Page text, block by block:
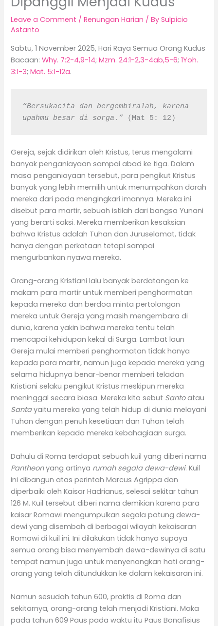
Leave a Comment /Renungan Harian / BySulpicio
Astanto
Sabtu, 1 November 2025, Hari Raya Semua Orang Kudus
Bacaan:Why. 7:2-4,9-14;Mzm. 24:1-2,3-4ab,5-6;1Yoh.
3:1-3;Mat. 5:1-12a.
“Bersukacita dan bergembiralah, karena
upahmu besar di sorga.” (Mat 5: 12)
Gereja, sejak didirikan oleh Kristus, terus mengalami
banyak penganiayaan sampai abad ke tiga. Dalam
masa penganiayaan tersebut, para pengikut Kristus
banyak yang lebih memilih untuk menumpahkan darah
mereka dari pada mengingkari imannya. Mereka ini
disebut para martir, sebuah istilah dari bangsa Yunani
yang berarti saksi. Mereka memberikan kesaksian
bahwa Kristus adalah Tuhan dan Juruselamat, tidak
hanya dengan perkataan tetapi sampai
mengurbankan nyawa mereka.
Orang-orang Kristiani lalu banyak berdatangan ke
makam para martir untuk memberi penghormatan
kepada mereka dan berdoa minta pertolongan
mereka untuk Gereja yang masih mengembara di
dunia, karena yakin bahwa mereka tentu telah
mencapai kehidupan kekal di Surga. Lambat laun
Gereja mulai memberi penghormatan tidak hanya
kepada para martir, namun juga kepada mereka yang
selama hidupnya benar-benar memberi teladan
Kristiani selaku pengikut Kristus meskipun mereka
meninggal secara biasa. Mereka kita sebut Santoatau
Santayaitu mereka yang telah hidup di dunia melayani
Tuhan dengan penuh kesetiaan dan Tuhan telah
memberikan kepada mereka kebahagiaan surga.
Dahulu di Roma terdapat sebuah kuil yang diberi nama
Pantheonyang artinya rumah segala dewa-dewi. Kuil
ini dibangun atas perintah Marcus Agrippa dan
diperbaiki oleh Kaisar Hadrianus, selesai sekitar tahun
126 M. Kuil tersebut diberi nama demikian karena para
kaisar Romawi mengumpulkan segala patung dewa-
dewi yang disembah di berbagai wilayah kekaisaran
Romawi di kuil ini. Ini dilakukan tidak hanya supaya
semua orang bisa menyembah dewa-dewinya di satu
tempat namun juga untuk menyenangkan hati orang-
orang yang telah ditundukkan ke dalam kekaisaran ini.
Namun sesudah tahun 600, praktis di Roma dan
sekitarnya, orang-orang telah menjadi Kristiani. Maka
pada tahun 609 Paus pada waktu itu Paus Bonafisius